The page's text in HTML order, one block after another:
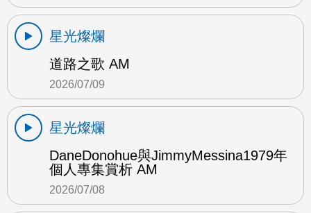
星光燦爛
道路之歌 AM
2026/07/09
星光燦爛
DaneDonohue與JimmyMessina1979年
個人專集賞析 AM
2026/07/08